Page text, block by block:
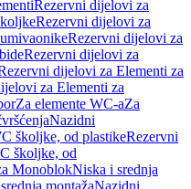
Rezervni dijelovi za
Rezervni dijelovi za
Rezervni dijelovi za
Rezervni dijelovi za
dijelovi za Elementi za
za Elementi za
Za elemente WC-aZa
Nazidni
školjke, od plastikeRezervni
školjke, od
MonoblokNiska i srednja
montažaNazidni